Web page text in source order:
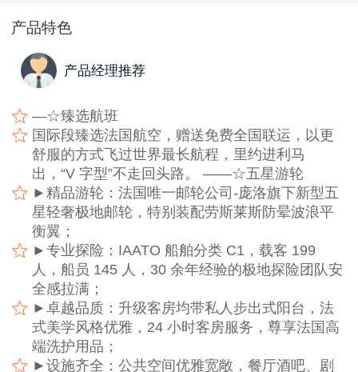
产品特色
产品经理推荐
—☆臻选航班
国际段臻选法国航空，赠送免费全国联运，以更
舒服的方式飞过世界最长航程，里约进利马
出，“V 字型”不走回头路。 ——☆五星游轮
►精品游轮：法国唯一邮轮公司-庞洛旗下新型五
星轻奢极地邮轮，特别装配劳斯莱斯防晕波浪平
衡翼；
►专业探险：IAATO 船舶分类 C1，载客 199
人，船员 145 人，30 余年经验的极地探险团队安
全感拉满；
►卓越品质：升级客房均带私人步出式阳台，法
式美学风格优雅，24 小时客房服务，尊享法国高
端洗护用品；
►设施齐全：公共空间优雅宽敞，餐厅酒吧、剧